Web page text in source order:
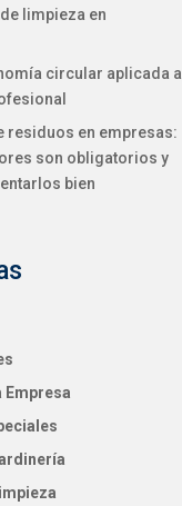
limpieza en
circular aplicada a
residuos en empresas:
son obligatorios y
bien
Empresa